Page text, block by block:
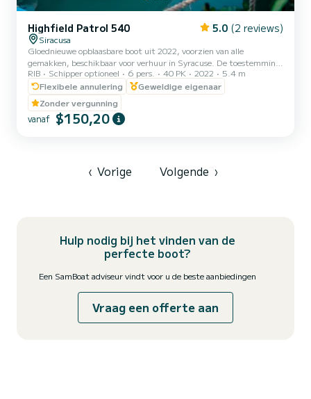
Highfield Patrol 540 5.0 (2 reviews)
Siracusa
Gloednieuwe opblaasbare boot uit 2022, voorzien van alle
gemakken, beschikbaar voor verhuur in Syracuse. De toestemming
voor het afmeren aan de boeien van het natuurreservaat Plemmirio
is bij de huurprijs inbegrepen
RIB Schipper optioneel 6 pers. 40 PK 2022
5.4 m
Flexibele annulering
Geweldige eigenaar
Zonder vergunning
vanaf $150,20
‹ Vorige Volgende ›
Hulp nodig bij het vinden van de
perfecte boot?
Een SamBoat adviseur vindt voor u de beste aanbiedingen
Vraag een offerte aan